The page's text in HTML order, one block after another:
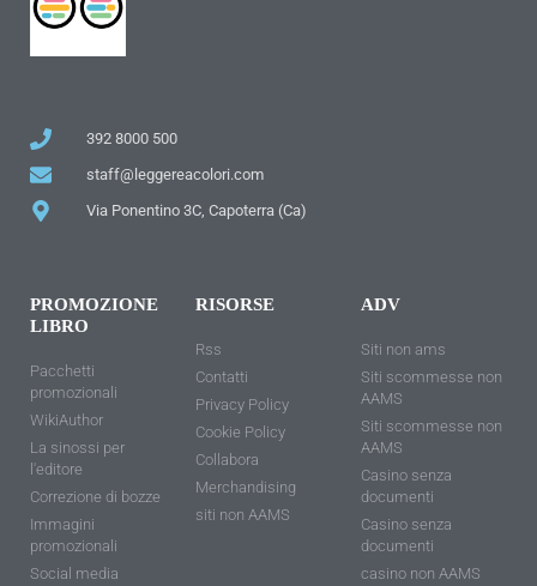
392 8000 500
staff@leggereacolori.com
Via Ponentino 3C, Capoterra (Ca)
PROMOZIONE
LIBRO
Pacchetti
promozionali
WikiAuthor
La sinossi per
l'editore
Correzione di bozze
Immagini
promozionali
Social media
RISORSE
Rss
Contatti
Privacy Policy
Cookie Policy
Collabora
Merchandising
siti non AAMS
ADV
Siti non ams
Siti scommesse non
AAMS
Siti scommesse non
AAMS
Casino senza
documenti
Casino senza
documenti
casino non AAMS